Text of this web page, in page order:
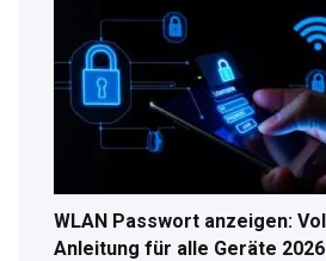
Kompletter
Ratgeber
für
digitalen
Radioempfang
WLAN Passwort anzeigen:
Anleitung für alle Geräte 2026